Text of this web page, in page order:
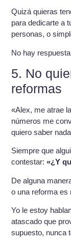
Quizá quieras
para dedicarte a
personas, o
No hay
5. No
reformas
«Alex, me atrae
números me
quiero saber
Siempre que
contestar:«¿Y
De alguna
o una reforma es
Yo le estoy
atascado que
supuesto, nunca